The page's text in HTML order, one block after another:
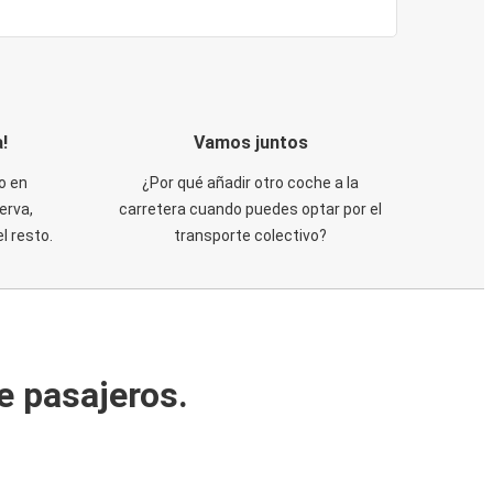
en
resto.
Vamos juntos
¿Por qué añadir otro coche a la
carretera cuando puedes optar por el
transporte colectivo?
pasajeros.